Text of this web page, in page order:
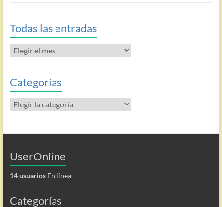
Todas las entradas
Todas
las
Categorías
Categorías
UserOnline
14 usuariosEn línea
Categorías